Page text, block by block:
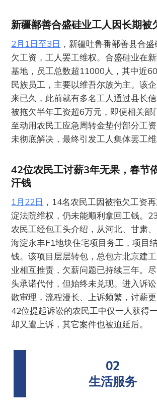
新疆鄯善合盛硅业工人因长期被
2月1日至3日 ，新疆吐鲁番鄯善县合
欠工资，工人罢工维权。合盛硅业在
基地，员工总数超11000人，其中近
民族员工，主要以维吾尔族为主。该
来已久，此前就有多名工人通过县长
被拖欠半年工资超6万元，即便相关部
至动用农民工应急周转金垫付部分工
未彻底解决，最终引发工人集体罢工维
42位农民工讨薪3年无果，春节
汗钱
1月22日 ，14名农民工因被拖欠工资
淀法院维权，仍未能顺利拿回工钱。
农民工经包工头介绍，从河北、甘肃
海淀永丰F1地块住宅项目务工，项目
钱。该项目层层转包，总包方北京建
业相互推责，欠薪问题已持续三年。
头承诺代付，但始终未兑现。进入诉
散审理，流程漫长、上诉频繁，讨薪
42位提起诉讼的农民工中仅一人获得
却又遭上诉，其它案件也被迫延后。
02
生活服务